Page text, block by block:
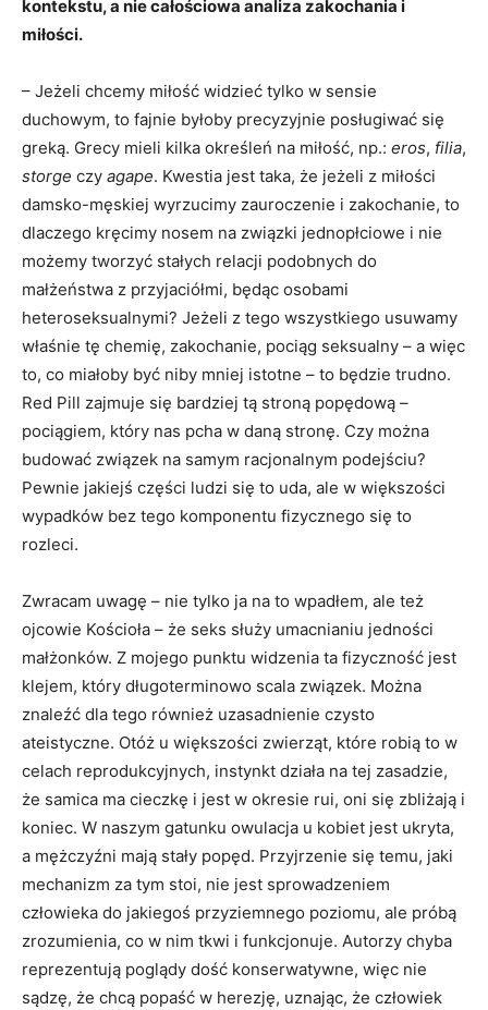
kontekstu, a nie całościowa analiza zakochania i
miłości.
– Jeżeli chcemy miłość widzieć tylko w sensie
duchowym, to fajnie byłoby precyzyjnie posługiwać się
greką. Grecy mieli kilka określeń na miłość, np.: eros, filia,
storge czy agape. Kwestia jest taka, że jeżeli z miłości
damsko-męskiej wyrzucimy zauroczenie i zakochanie, to
dlaczego kręcimy nosem na związki jednopłciowe i nie
możemy tworzyć stałych relacji podobnych do
małżeństwa z przyjaciółmi, będąc osobami
heteroseksualnymi? Jeżeli z tego wszystkiego usuwamy
właśnie tę chemię, zakochanie, pociąg seksualny – a więc
to, co miałoby być niby mniej istotne – to będzie trudno.
Red Pill zajmuje się bardziej tą stroną popędową –
pociągiem, który nas pcha w daną stronę. Czy można
budować związek na samym racjonalnym podejściu?
Pewnie jakiejś części ludzi się to uda, ale w większości
wypadków bez tego komponentu fizycznego się to
rozleci.
Zwracam uwagę – nie tylko ja na to wpadłem, ale też
ojcowie Kościoła – że seks służy umacnianiu jedności
małżonków. Z mojego punktu widzenia ta fizyczność jest
klejem, który długoterminowo scala związek. Można
znaleźć dla tego również uzasadnienie czysto
ateistyczne. Otóż u większości zwierząt, które robią to w
celach reprodukcyjnych, instynkt działa na tej zasadzie,
że samica ma cieczkę i jest w okresie rui, oni się zbliżają i
koniec. W naszym gatunku owulacja u kobiet jest ukryta,
a mężczyźni mają stały popęd. Przyjrzenie się temu, jaki
mechanizm za tym stoi, nie jest sprowadzeniem
człowieka do jakiegoś przyziemnego poziomu, ale próbą
zrozumienia, co w nim tkwi i funkcjonuje. Autorzy chyba
reprezentują poglądy dość konserwatywne, więc nie
sądzę, że chcą popaść w herezję, uznając, że człowiek